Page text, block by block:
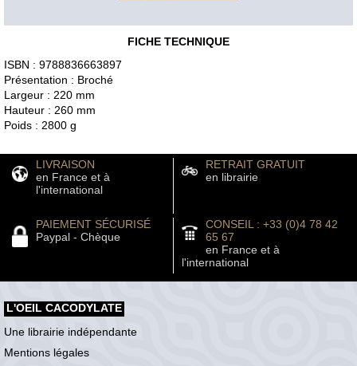
FICHE TECHNIQUE
ISBN : 9788836663897
Présentation : Broché
Largeur : 220 mm
Hauteur : 260 mm
Poids : 2800 g
LIVRAISON
en France et à
l'international
RETRAIT GRATUIT
en librairie
PAIEMENT SÉCURISÉ
Paypal - Chèque
CONSEIL : +33 (0)4 78 42
65 67
en France et à
l'international
L'OEIL CACODYLATE
Une librairie indépendante
Mentions légales